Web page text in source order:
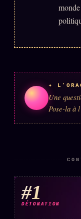
✦
Une
Pose-la à
#1
DÉTONATION